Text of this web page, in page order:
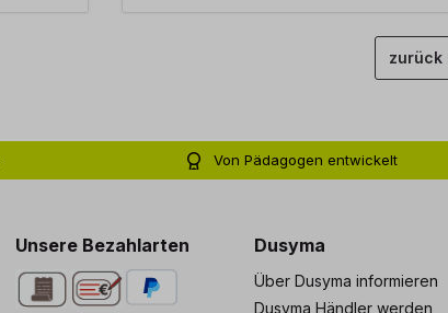
zurück
Von Pädagogen entwickelt
Unsere Bezahlarten Dusyma
Über Dusyma informieren
Dusyma Händler werden